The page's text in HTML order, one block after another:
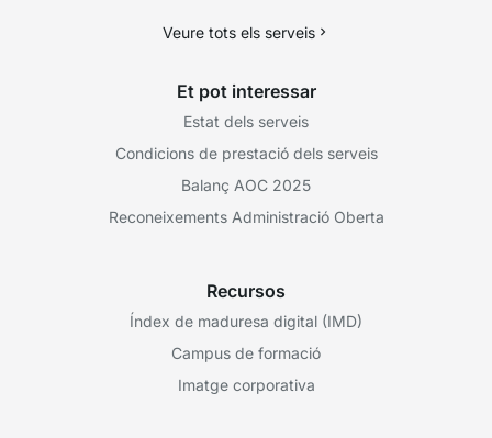
Veure tots els serveis
Et pot interessar
Estat dels serveis
Condicions de prestació dels serveis
Balanç AOC 2025
Reconeixements Administració Oberta
Recursos
Índex de maduresa digital (IMD)
Campus de formació
Imatge corporativa